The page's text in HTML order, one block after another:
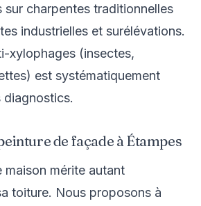
sur charpentes traditionnelles
industrielles et surélévations.
xylophages (insectes,
est systématiquement
diagnostics.
de façade à Étampes
maison mérite autant
toiture. Nous proposons à